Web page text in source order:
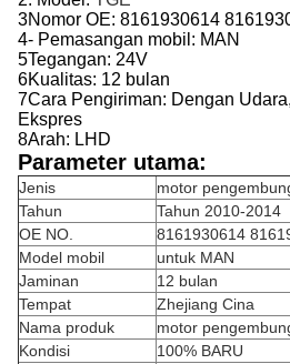
3Nomor OE: 8161930614
4- Pemasangan mobil: MAN
5Tegangan: 24V
6Kualitas: 12 bulan
7Cara Pengiriman: Dengan
Ekspres
8Arah: LHD
Parameter utama:
Jenis
motor
Tahun
Tahun 2010-2014
OE NO.
8161930614
Model mobil
untuk MAN
Jaminan
12 bulan
Tempat
Zhejiang Cina
Nama produk
motor
Kondisi
100% BARU